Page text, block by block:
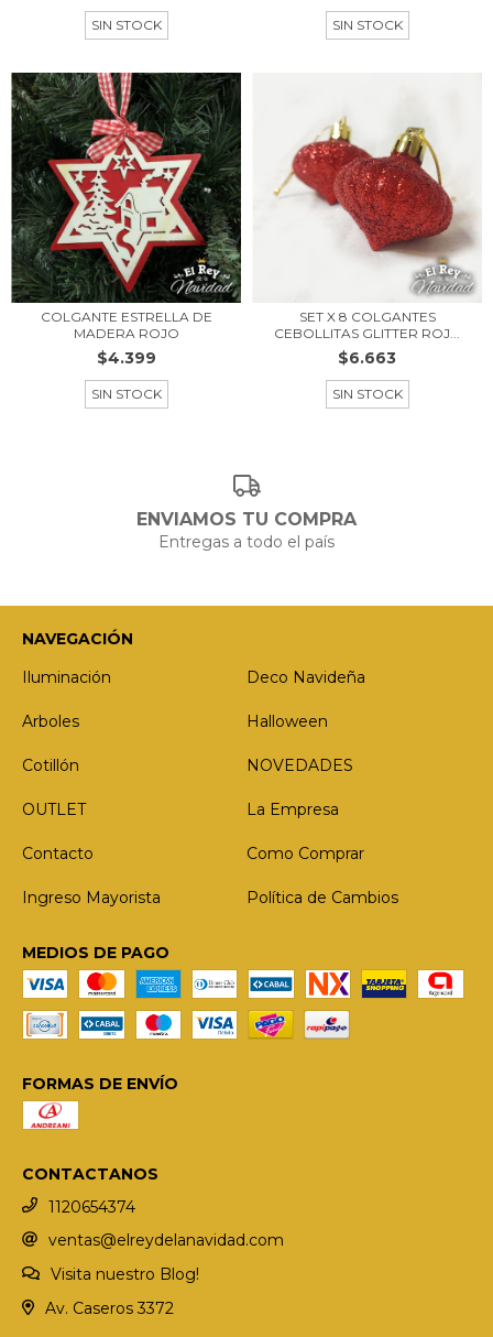
SIN STOCK SIN STOCK
COLGANTE ESTRELLA DE
MADERA ROJO
$4.399
SIN STOCK
SET X 8 COLGANTES
CEBOLLITAS GLITTER ROJ...
$6.663
SIN STOCK
ENVIAMOS TU COMPRA
Entregas a todo el país
NAVEGACIÓN
Iluminación
Deco Navideña
Arboles Halloween
Cotillón NOVEDADES
OUTLET La Empresa
Contacto Como Comprar
Ingreso Mayorista Política de Cambios
MEDIOS DE PAGO
FORMAS DE ENVÍO
CONTACTANOS
1120654374
ventas@elreydelanavidad.com
Visita nuestro Blog!
Av. Caseros 3372